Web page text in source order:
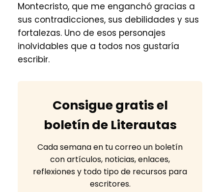
Montecristo, que me enganchó gracias a
sus contradicciones, sus debilidades y sus
fortalezas. Uno de esos personajes
inolvidables que a todos nos gustaría
escribir.
Consigue gratis el
boletín de Literautas
Cada semana en tu correo un boletín
con artículos, noticias, enlaces,
reflexiones y todo tipo de recursos para
escritores.